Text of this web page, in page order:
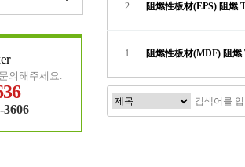
의해주세요.
3606
2 阻燃性板材(EPS) 阻燃
1 阻燃性板材(MDF) 阻燃